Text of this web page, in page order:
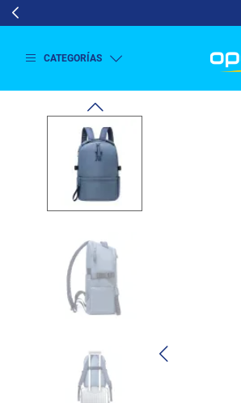
CATEGORÍAS
Secado
Refrigeración
Refrigeración
Comercial
Aire y
Climatización
Colchones
Cocina
Sonido
Combos